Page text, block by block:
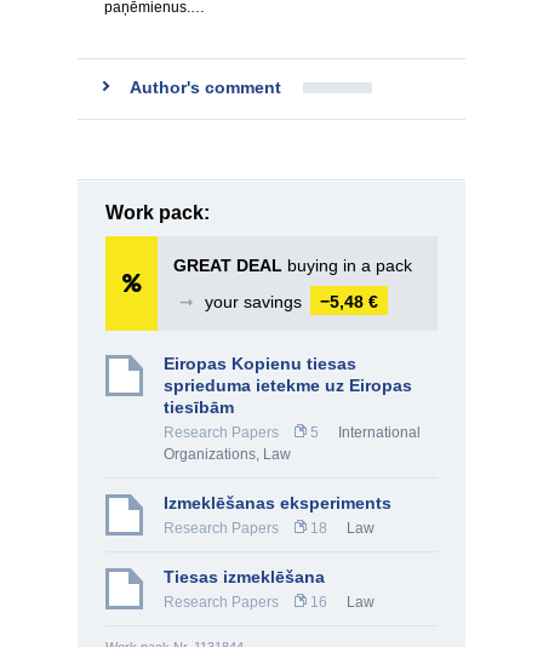
paņēmienus.…
Author's comment
Work pack:
GREAT DEAL buying in a pack
➞
your savings −5,48 €
Eiropas Kopienu tiesas
sprieduma ietekme uz Eiropas
tiesībām
Research Papers 5
International
Organizations, Law
Izmeklēšanas eksperiments
Research Papers 18 Law
Tiesas izmeklēšana
Research Papers 16 Law